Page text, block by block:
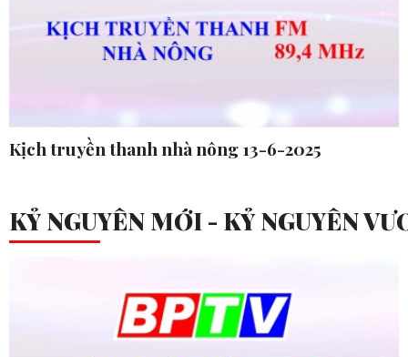
Kịch truyền thanh nhà nông 13-6-2025
KỶ NGUYÊN MỚI - KỶ NGUYÊN